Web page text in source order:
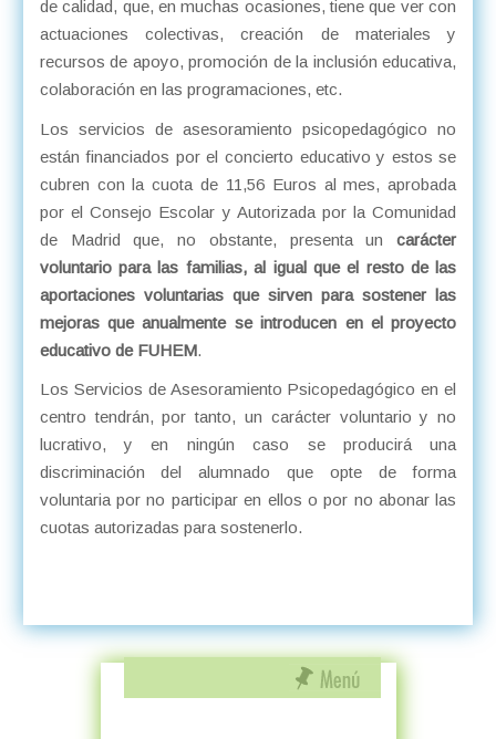
de calidad, que, en muchas ocasiones, tiene que ver con
actuaciones colectivas, creación de materiales y
recursos de apoyo, promoción de la inclusión educativa,
colaboración en las programaciones, etc.
Los servicios de asesoramiento psicopedagógico no
están financiados por el concierto educativo y estos se
cubren con la cuota de 11,56 Euros al mes, aprobada
por el Consejo Escolar y Autorizada por la Comunidad
de Madrid que, no obstante, presenta uncarácter
voluntario para las familias, al igual que el resto de las
aportaciones voluntarias que sirven para sostener las
mejoras que anualmente se introducen en el proyecto
educativo de FUHEM.
Los Servicios de Asesoramiento Psicopedagógico en el
centro tendrán, por tanto, un carácter voluntario y no
lucrativo, y en ningún caso se producirá una
discriminación del alumnado que opte de forma
voluntaria por no participar en ellos o por no abonar las
cuotas autorizadas para sostenerlo.